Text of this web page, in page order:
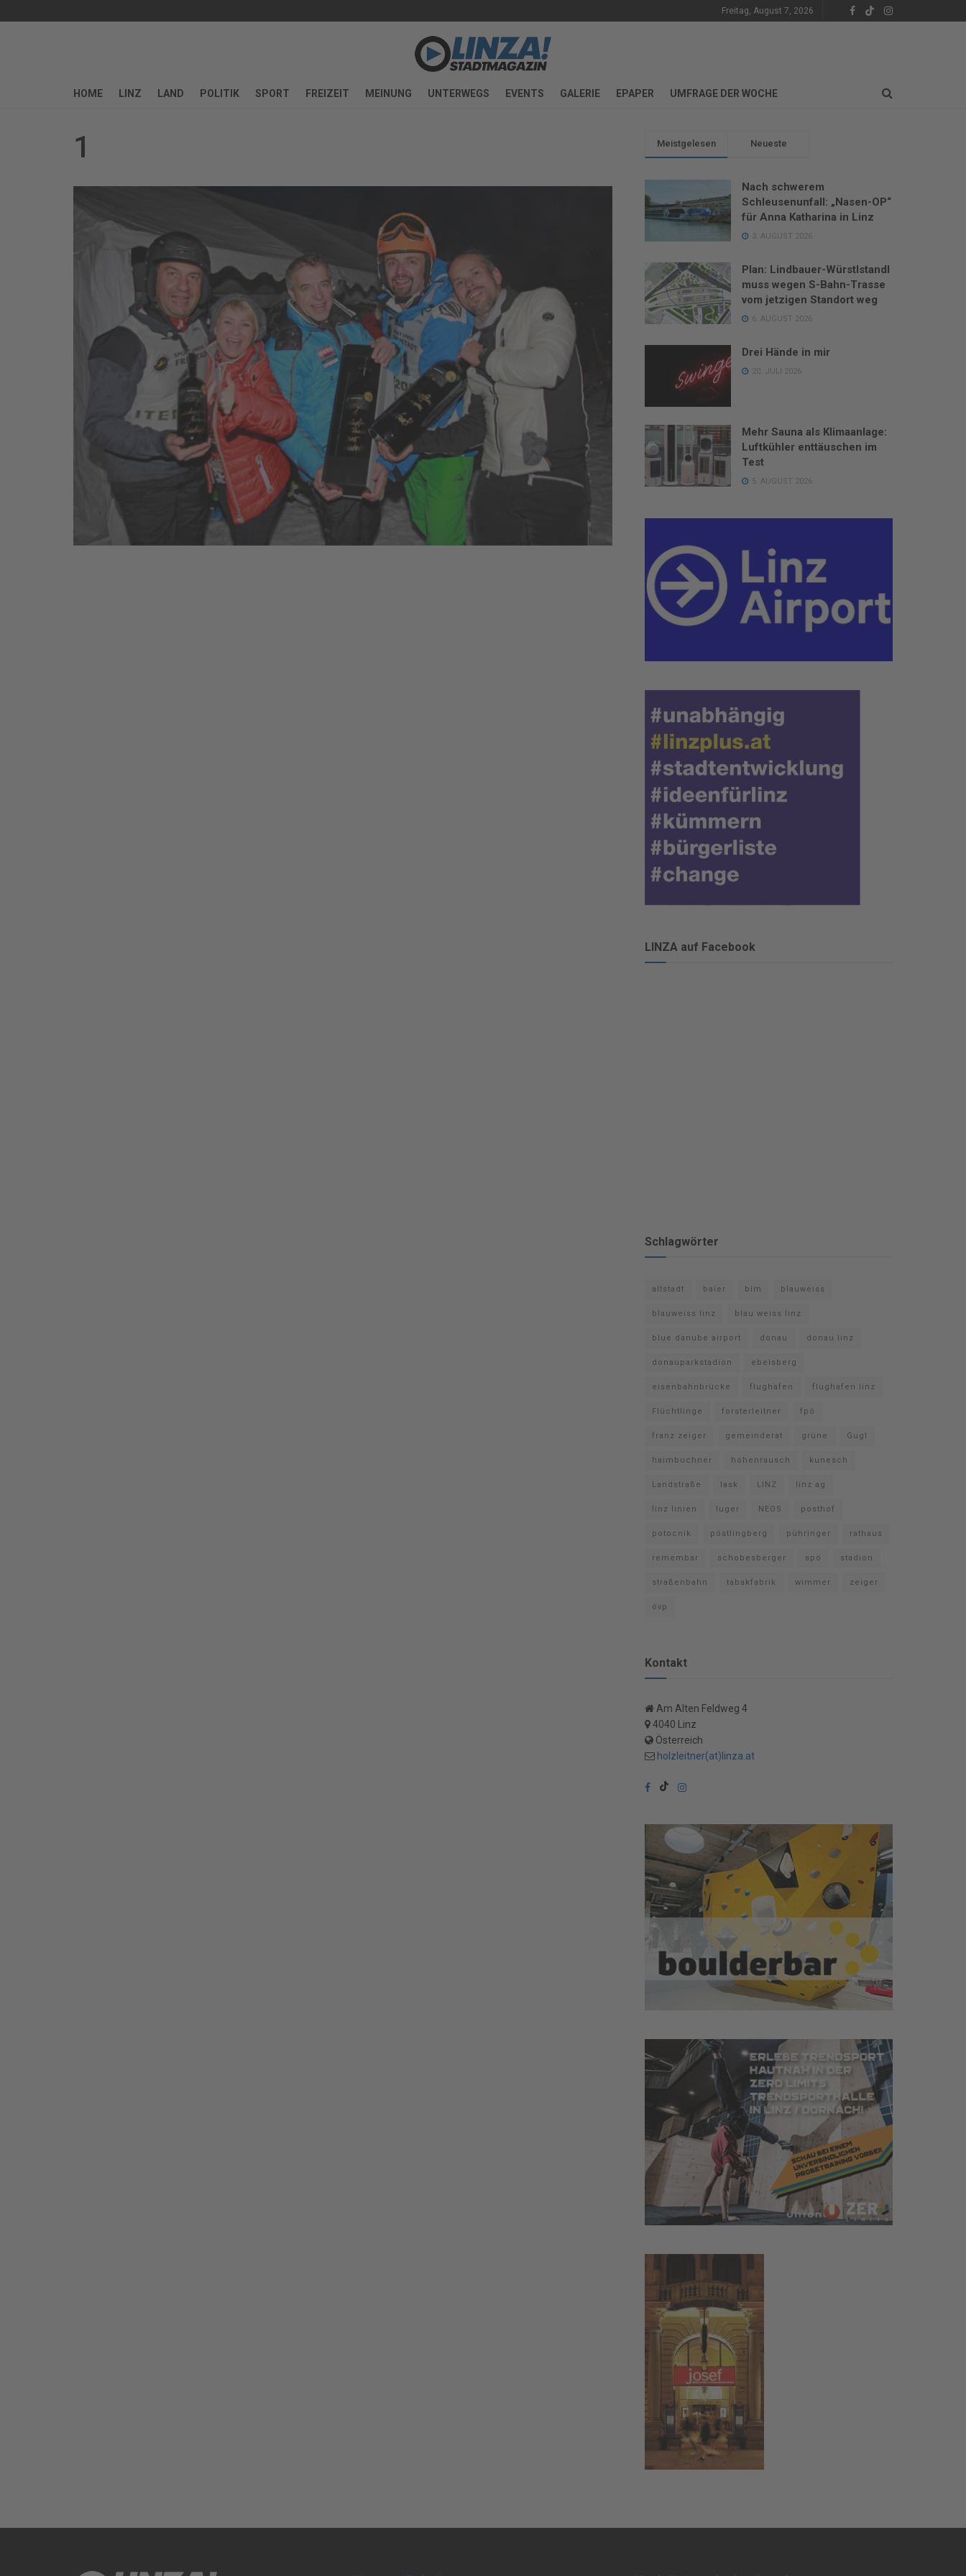
Freitag, August 7, 2026
HOME LINZ LAND POLITIK SPORT FREIZEIT MEINUNG UNTERWEGS EVENTS GALERIE EPAPER UMFRAGE DER WOCHE
1 Meistgelesen Neueste
Nach schwerem
Schleusenunfall: „Nasen-OP“
für Anna Katharina in Linz
3. AUGUST 2026
Plan: Lindbauer-Würstlstandl
muss wegen S-Bahn-Trasse
vom jetzigen Standort weg
6. AUGUST 2026
Drei Hände in mir
20. JULI 2026
Mehr Sauna als Klimaanlage:
Luftkühler enttäuschen im
Test
5. AUGUST 2026
LINZA auf Facebook
Schlagwörter
altstadt baier bim blauweiss
blauweiss linz blau weiss linz
blue danube airport donau donau linz
donauparkstadion ebelsberg
eisenbahnbrücke flughafen flughafen linz
Flüchtlinge forsterleitner fpö
franz zeiger gemeinderat grüne Gugl
haimbuchner höhenrausch kunesch
Landstraße lask LINZ linz ag
linz linien luger NEOS posthof
potocnik pöstlingberg pühringer rathaus
remembar schobesberger spö stadion
straßenbahn tabakfabrik wimmer zeiger
övp
Kontakt
Am Alten Feldweg 4
4040 Linz
Österreich
holzleitner(at)linza.at